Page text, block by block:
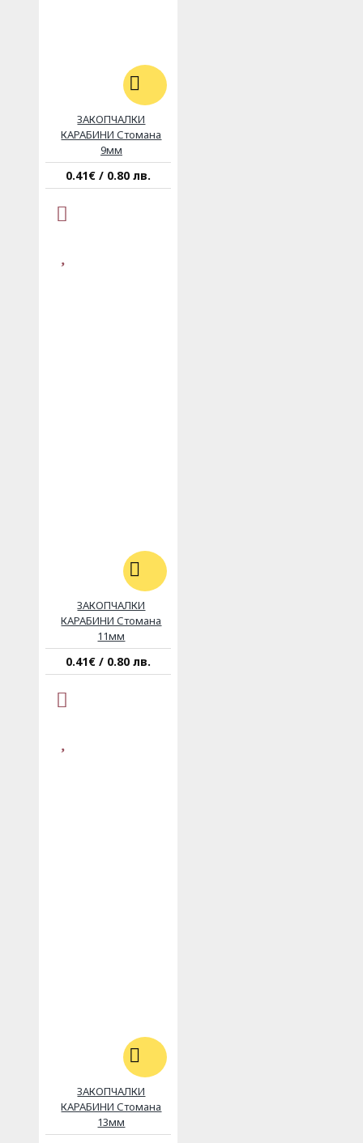
ЗАКОПЧАЛКИ
КАРАБИНИ Стомана
9мм
0.41€ / 0.80 лв.
ЗАКОПЧАЛКИ
КАРАБИНИ Стомана
11мм
0.41€ / 0.80 лв.
ЗАКОПЧАЛКИ
КАРАБИНИ Стомана
13мм